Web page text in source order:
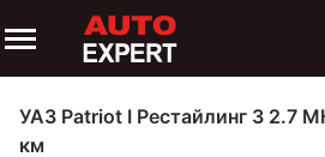
УАЗ Patriot I Рестайлинг 3 2.7
км